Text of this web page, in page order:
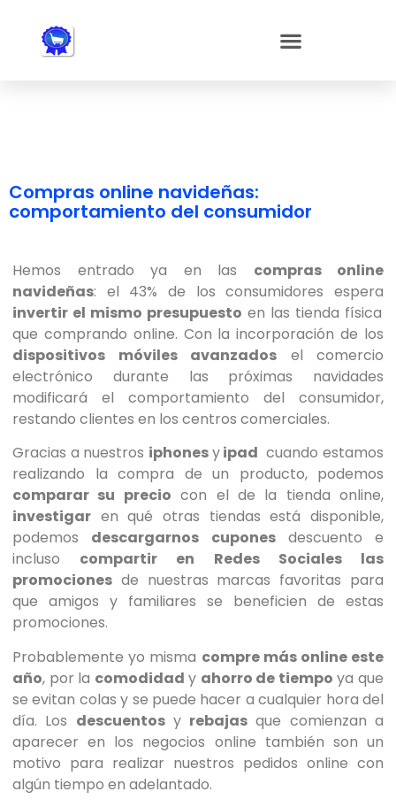
Compras online navideñas:
comportamiento del consumidor
Hemos entrado ya en las compras online
navideñas: el 43% de los consumidores espera
invertir el mismo presupuesto en las tienda física
que comprando online. Con la incorporación de los
dispositivos móviles avanzados el comercio
electrónico durante las próximas navidades
modificará el comportamiento del consumidor,
restando clientes en los centros comerciales.
Gracias a nuestros iphonesyipad cuando estamos
realizando la compra de un producto, podemos
comparar su precio con el de la tienda online,
investigar en qué otras tiendas está disponible,
podemos descargarnos cuponesdescuento e
incluso compartir en Redes Sociales las
promociones de nuestras marcas favoritas para
que amigos y familiares se beneficien de estas
promociones.
Probablemente yo misma compre más online este
año, por la comodidad y ahorro de tiempo ya que
se evitan colas y se puede hacer a cualquier hora del
día. Los descuentosy rebajas que comienzan a
aparecer en los negocios online también son un
motivo para realizar nuestros pedidos online con
algún tiempo en adelantado.